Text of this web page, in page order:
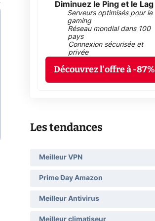
Diminuez le Ping et le Lag
Serveurs optimisés pour le
gaming
Réseau mondial dans 100
pays
Connexion sécurisée et
privée
Découvrez l'offre à -87%
Les tendances
Meilleur VPN
Prime Day Amazon
Meilleur Antivirus
Meilleur climatiseur